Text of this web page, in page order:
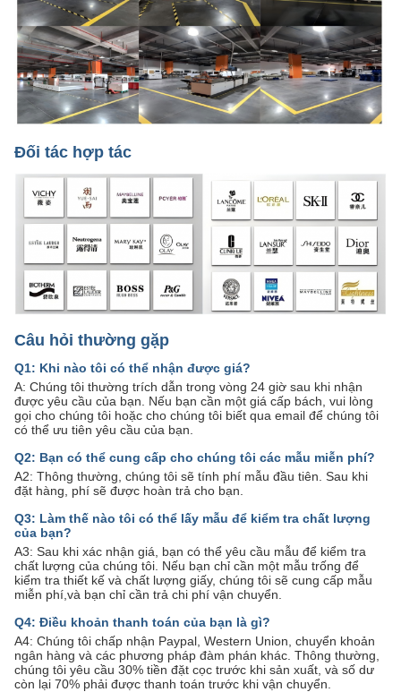
Đối tác hợp tác
Câu hỏi thường gặp
Q1: Khi nào tôi có thể nhận được giá?
A: Chúng tôi thường trích dẫn trong vòng 24 giờ sau khi nhận
được yêu cầu của bạn. Nếu bạn cần một giá cấp bách, vui lòng
gọi cho chúng tôi hoặc cho chúng tôi biết qua email để chúng tôi
có thể ưu tiên yêu cầu của bạn.
Q2: Bạn có thể cung cấp cho chúng tôi các mẫu miễn phí?
A2: Thông thường, chúng tôi sẽ tính phí mẫu đầu tiên. Sau khi
đặt hàng, phí sẽ được hoàn trả cho bạn.
Q3: Làm thế nào tôi có thể lấy mẫu để kiểm tra chất lượng
của bạn?
A3: Sau khi xác nhận giá, bạn có thể yêu cầu mẫu để kiểm tra
chất lượng của chúng tôi. Nếu bạn chỉ cần một mẫu trống để
kiểm tra thiết kế và chất lượng giấy, chúng tôi sẽ cung cấp mẫu
miễn phí,và bạn chỉ cần trả chi phí vận chuyển.
Q4: Điều khoản thanh toán của bạn là gì?
A4: Chúng tôi chấp nhận Paypal, Western Union, chuyển khoản
ngân hàng và các phương pháp đàm phán khác. Thông thường,
chúng tôi yêu cầu 30% tiền đặt cọc trước khi sản xuất, và số dư
còn lại 70% phải được thanh toán trước khi vận chuyển.